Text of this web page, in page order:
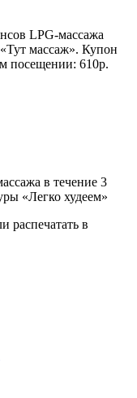
LPG-массажа
массаж». Купон
посещении: 610р.
в течение 3
«Легко худеем»
распечатать в